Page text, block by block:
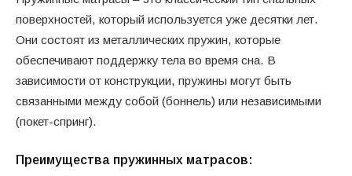
поверхностей, который используется уже десятки лет.
Они состоят из металлических пружин, которые
обеспечивают поддержку тела во время сна. В
зависимости от конструкции, пружины могут быть
связанными между собой (боннель) или независимыми
(покет-спринг).
Преимущества пружинных матрасов: